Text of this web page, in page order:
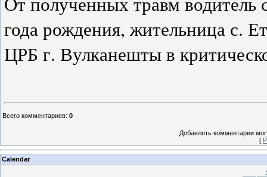
года рождения, жительница с.
ЦРБ г. Вулканешты в
Всего комментариев: 0
Добавлять комментарии
[
Calendar